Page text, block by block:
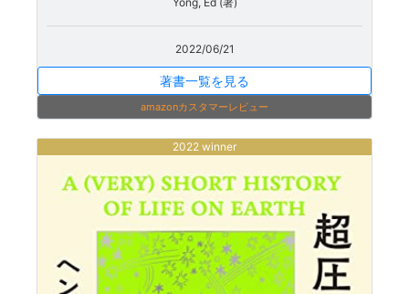
2022/06/21
著書一覧を見る
amazonカスタマーレビュー
2022 winner